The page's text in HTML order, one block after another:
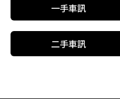
一手車訊
二手車訊